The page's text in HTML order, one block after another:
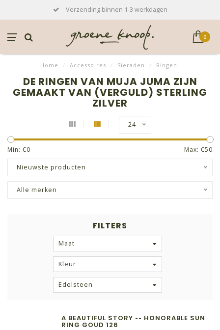
Verzending binnen 1-3 werkdagen
0
Home / Accessoires / Sieraden / Ringen
DE RINGEN VAN MUJA JUMA ZIJN
GEMAAKT VAN (VERGULD) STERLING
ZILVER
24
Min: €0 Max: €50
Nieuwste producten
Alle merken
FILTERS
Maat
Kleur
Edelsteen
A BEAUTIFUL STORY •• HONORABLE SUN
RING GOUD 126